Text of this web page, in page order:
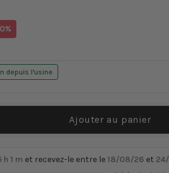
depuis l'usine
Ajouter au panier
h 1 m et recevez-le entre le 18/08/26 et